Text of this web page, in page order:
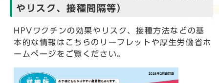
やリスク、接種間隔等）
HPVワクチンの効果やリスク、接種方法などの基
本的な情報はこちらのリーフレットや厚生労働省ホ
ームページをご覧ください。